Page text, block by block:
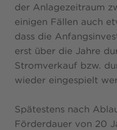
der Anlagezeitraum
einigen Fällen auch
dass die
erst über die Jahre
Stromverkauf bzw.
wieder eingespielt
Spätestens nach
Förderdauer von 20